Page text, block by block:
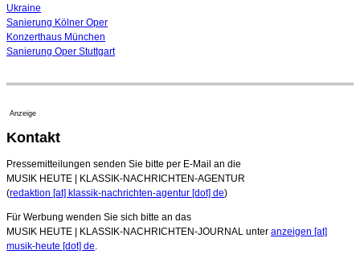
Ukraine
Sanierung Kölner Oper
Konzerthaus München
Sanierung Oper Stuttgart
Anzeige
Kontakt
Pressemitteilungen senden Sie bitte per E-Mail an die
MUSIK HEUTE | KLASSIK-NACHRICHTEN-AGENTUR
(redaktion [at] klassik-nachrichten-agentur [dot] de)
Für Werbung wenden Sie sich bitte an das
MUSIK HEUTE | KLASSIK-NACHRICHTEN-JOURNAL unter anzeigen [at]
musik-heute [dot] de